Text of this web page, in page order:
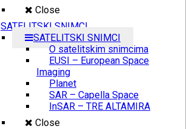
Close
SATELITSKI SNIMCI
SATELITSKI SNIMCI
O satelitskim snimcima
EUSI – European Space
Imaging
Planet
SAR – Capella Space
InSAR – TRE ALTAMIRA
Close